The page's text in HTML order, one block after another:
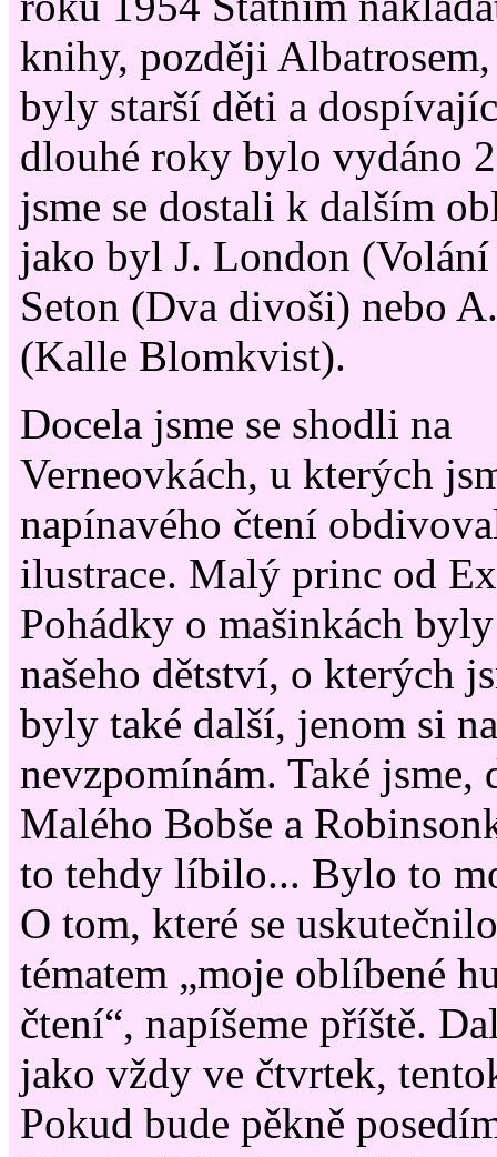
knihy, později
byly starší děti a
dlouhé roky bylo vydáno
jsme se dostali k dalším
jako byl J. London
Seton (Dva divoši) nebo
(Kalle Blomkvist).
Docela jsme se shodli na
Verneovkách, u kterých
napínavého čtení
ilustrace. Malý princ od
Pohádky o mašinkách
našeho dětství, o kterých
byly také další, jenom si
nevzpomínám. Také jsme,
Malého Bobše a
to tehdy líbilo... Bylo to
O tom, které se
tématem „moje oblíbené
čtení“, napíšeme příště.
jako vždy ve čtvrtek,
Pokud bude pěkně